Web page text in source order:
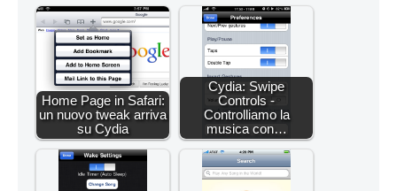
Home Page in Safari:
un nuovo tweak arriva
su Cydia
Cydia: Swipe
Controls -
Controlliamo la
musica con…